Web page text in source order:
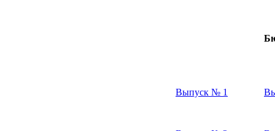
Выпуск № 1